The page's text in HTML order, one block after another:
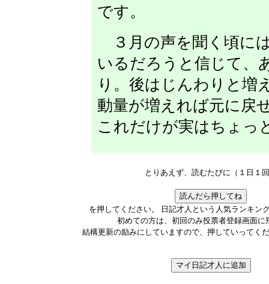
です。
３月の声を聞く頃に
いるだろうと信じて、
り。後はじんわりと増
動量が増えれば元に戻
これだけが実はちょっ
とりあえず、読むたびに（１日１
を押してください。 日記才人という人気ランキン
初めての方は、初回のみ投票者登録画面に
結構更新の励みにしていますので、押していってく